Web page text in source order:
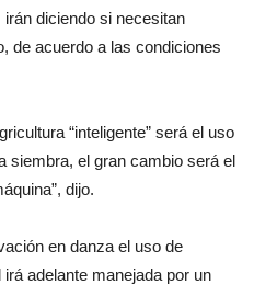
diciendo si necesitan
de acuerdo a las condiciones
“inteligente” será el uso
siembra, el gran cambio será el
dijo.
en danza el uso de
adelante manejada por un